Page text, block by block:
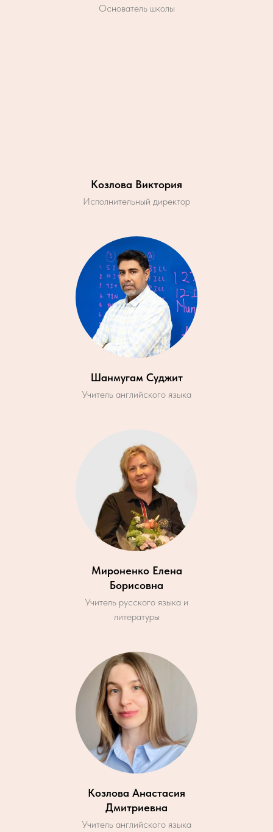
Основатель школы
Козлова Виктория
Исполнительный директор
Шанмугам Суджит
Учитель английского языка
Мироненко Елена
Борисовна
Учитель русского языка и
литературы
Козлова Анастасия
Дмитриевна
Учитель английского языка